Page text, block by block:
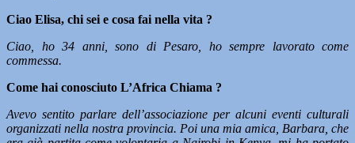
Ciao Elisa, chi sei e cosa fai nella vita ?
Ciao, ho 34 anni, sono di Pesaro, ho sempre lavorato come
commessa.
Come hai conosciuto L’Africa Chiama ?
Avevo sentito parlare dell’associazione per alcuni eventi culturali
organizzati nella nostra provincia. Poi una mia amica, Barbara, che